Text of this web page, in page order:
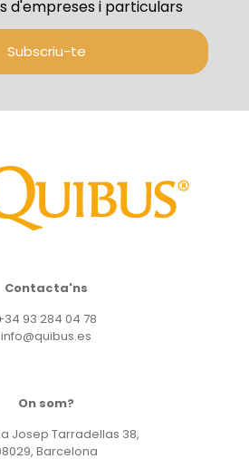
d'empreses i particulars
Subscriu-te
Contacta'ns
93 284 04 78
info@quibus.es
On som?
Josep Tarradellas 38,
Barcelona